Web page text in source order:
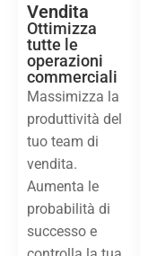
Vendita
Ottimizza
tutte le
operazioni
commerciali
Massimizza la
produttività del
tuo team di
vendita.
Aumenta le
probabilità di
successo e